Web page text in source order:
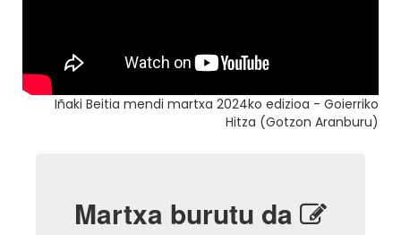
Iñaki Beitia mendi martxa 2024ko edizioa - Goierriko
Hitza (Gotzon Aranburu)
Martxa burutu da